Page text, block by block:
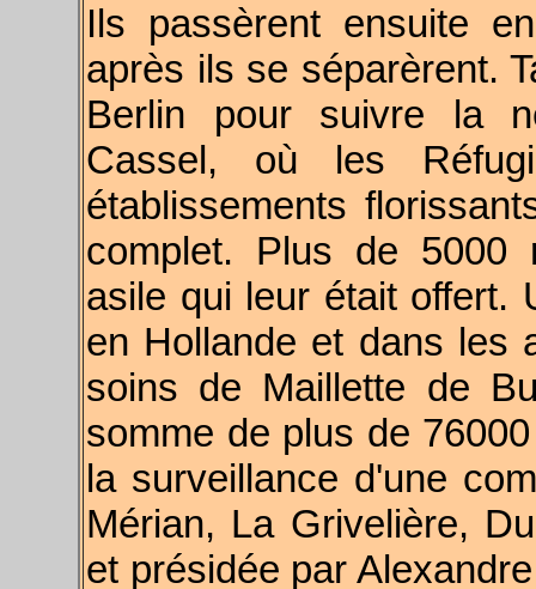
Ils passèrent ensuite
après ils se séparèrent.
Berlin pour suivre la
Cassel, où les
établissements
complet. Plus de 5000
asile qui leur était offert.
en Hollande et dans les
soins de Maillette de
somme de plus de
la surveillance d'une
Mérian, La Grivelière,
et présidée par